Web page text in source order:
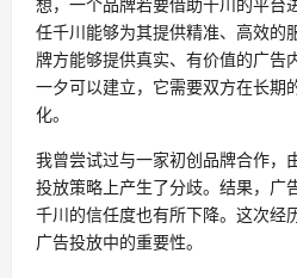
任千川能够为其提供精准、高效的
牌方能够提供真实、有价值的广告
一夕可以建立，它需要双方在长期
化。
我曾尝试过与一家初创品牌合作，
投放策略上产生了分歧。结果，广
千川的信任度也有所下降。这次经
广告投放中的重要性。